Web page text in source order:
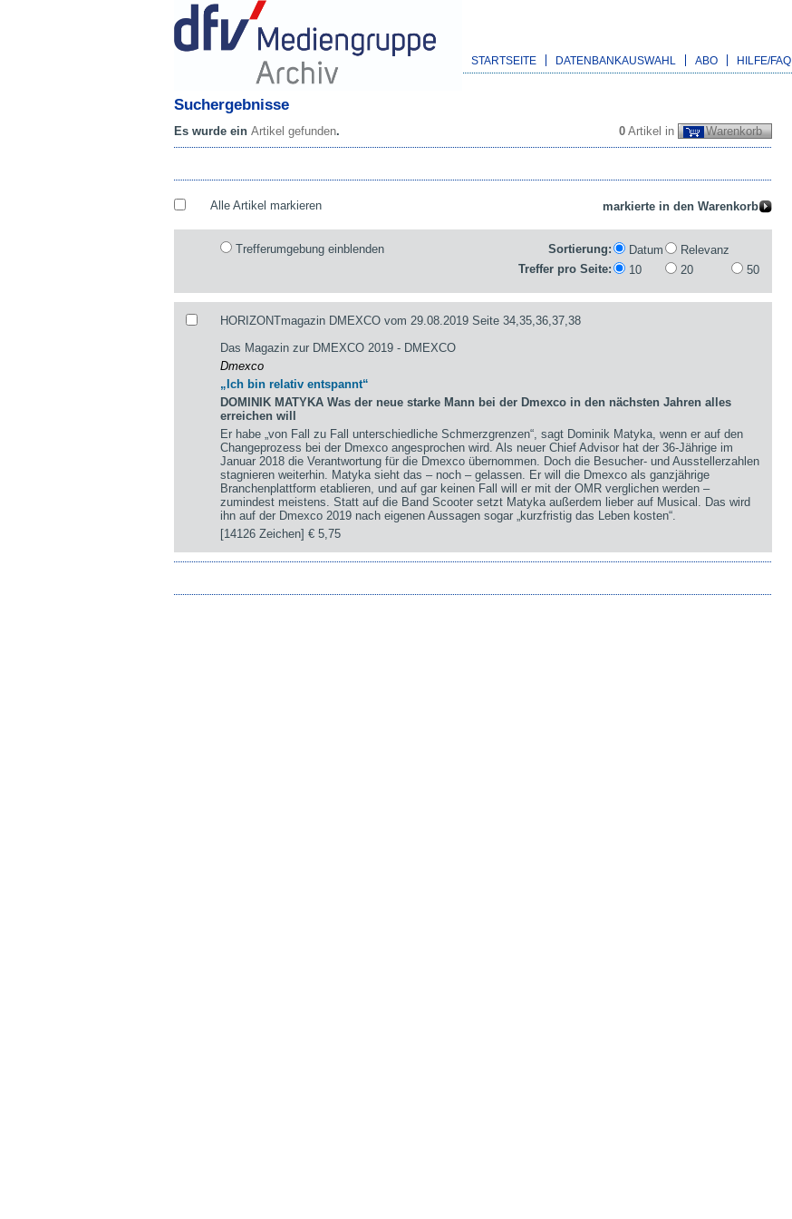
STARTSEITE DATENBANKAUSWAHL ABO HILFE/FAQ
Suchergebnisse
0 Artikel in Warenkorb
Es wurde ein Artikel gefunden.
Alle Artikel markieren
Trefferumgebung einblenden Sortierung: Datum
Relevanz
Treffer pro Seite:
10 20 50
HORIZONTmagazin DMEXCO vom 29.08.2019 Seite 34,35,36,37,38
Das Magazin zur DMEXCO 2019 - DMEXCO
Dmexco
„Ich bin relativ entspannt“
DOMINIK MATYKA Was der neue starke Mann bei der Dmexco in den nächsten Jahren alles
erreichen will
Er habe „von Fall zu Fall unterschiedliche Schmerzgrenzen“, sagt Dominik Matyka, wenn er auf den
Changeprozess bei der Dmexco angesprochen wird. Als neuer Chief Advisor hat der 36-Jährige im
Januar 2018 die Verantwortung für die Dmexco übernommen. Doch die Besucher- und Ausstellerzahlen
stagnieren weiterhin. Matyka sieht das – noch – gelassen. Er will die Dmexco als ganzjährige
Branchenplattform etablieren, und auf gar keinen Fall will er mit der OMR verglichen werden –
zumindest meistens. Statt auf die Band Scooter setzt Matyka außerdem lieber auf Musical. Das wird
ihn auf der Dmexco 2019 nach eigenen Aussagen sogar „kurzfristig das Leben kosten“.
[14126 Zeichen]€ 5,75